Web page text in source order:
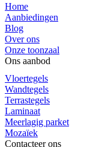
Home
Aanbiedingen
Blog
Over ons
Onze toonzaal
Ons aanbod
Vloertegels
Wandtegels
Terrastegels
Laminaat
Meerlagig parket
Mozaïek
Contacteer ons